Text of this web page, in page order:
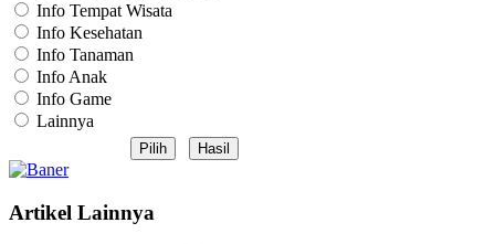
Info Tempat Wisata
Info Kesehatan
Info Tanaman
Info Anak
Info Game
Lainnya
Artikel Lainnya